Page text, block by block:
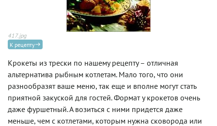
417.jpg
К рецепту
Крокеты из трески по нашему рецепту – отличная
альтернатива рыбным котлетам. Мало того, что они
разнообразят ваше меню, так еще и вполне могут стать
приятной закуской для гостей. Формат у крокетов очень
даже фуршетный. А возиться с ними придется даже
меньше, чем с котлетами, которым нужна сковорода или